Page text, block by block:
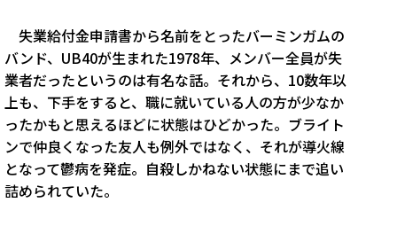
失業給付金申請書から名前をとったバーミンガムの
バンド、UB40が生まれた1978年、メンバー全員が失
業者だったというのは有名な話。それから、10数年以
上も、下手をすると、職に就いている人の方が少なか
ったかもと思えるほどに状態はひどかった。ブライト
ンで仲良くなった友人も例外ではなく、それが導火線
となって鬱病を発症。自殺しかねない状態にまで追い
詰められていた。